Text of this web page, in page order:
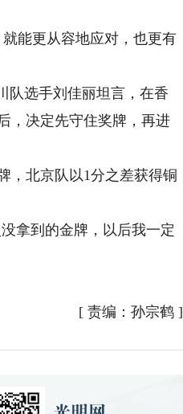
能更从容地应对，也更有
选手刘佳丽坦言，在香
，决定先守住奖牌，再进
北京队以1分之差获得铜
拿到的金牌，以后我一定
[ 责编：孙宗鹤]